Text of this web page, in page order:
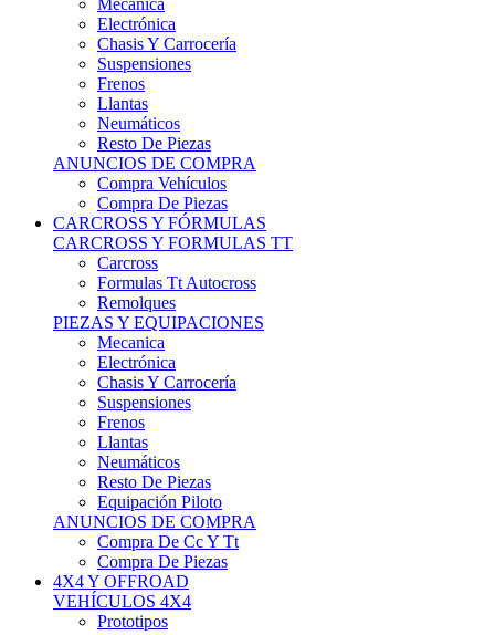
PIEZAS Y EQUIPACIONES
Mecanica
Electrónica
Chasis Y Carrocería
Suspensiones
Frenos
Llantas
Neumáticos
Resto De Piezas
Equipación Piloto
ANUNCIOS DE COMPRA
Compra De Cc Y Tt
Compra De Piezas
4X4 Y OFFROAD
VEHÍCULOS 4X4
Prototipos
Venta De Side By Side
Quads Y Buggys
4x4 De Calle
PIEZAS PARA 4X4
Mecánica
Carrocería
Suspensiones
Llantas
Neumáticos
ANUNCIOS DE COMPRA
Compra De 4x4
Compra De Piezas
MOTOS
MOTOS
Motos De Circuito